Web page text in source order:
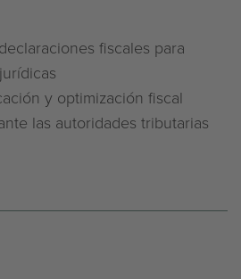
fiscales para
y optimización fiscal
las autoridades tributarias